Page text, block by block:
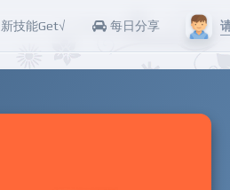
新技能Get√ 每日分享